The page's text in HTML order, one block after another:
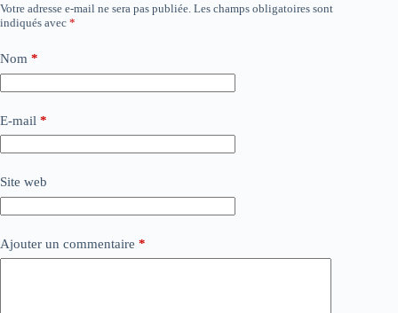
Votre adresse e-mail ne sera pas publiée. Les champs obligatoires sont
indiqués avec *
Nom *
E-mail *
Site web
Ajouter un commentaire *